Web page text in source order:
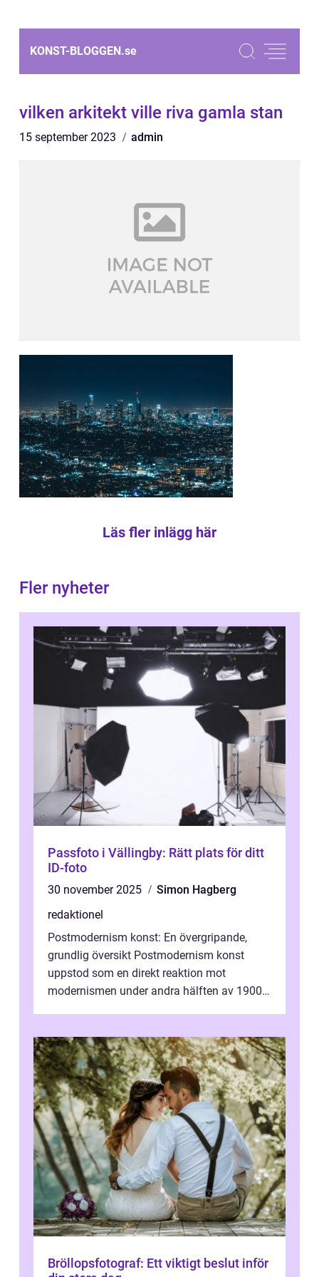
KONST-BLOGGEN.se
vilken arkitekt ville riva gamla stan
15 september 2023 admin
Läs fler inlägg här
Fler nyheter
Passfoto i Vällingby: Rätt plats för ditt
ID-foto
30 november 2025
Simon Hagberg
redaktionel
Postmodernism konst: En övergripande,
grundlig översikt Postmodernism konst
uppstod som en direkt reaktion mot
modernismen under andra hälften av 1900-
Bröllopsfotograf: Ett viktigt beslut inför